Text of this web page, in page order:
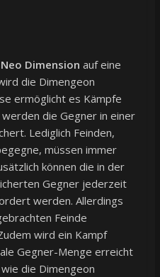
Dimension auf eine
die Dimengeon
ermöglicht es Kämpfe
die Gegner in einer
Lediglich Feinden,
müssen immer
können die in der
Gegner jederzeit
werden. Allerdings
Feinde
wird ein Kampf
Gegner-Menge erreicht
die Dimengeon